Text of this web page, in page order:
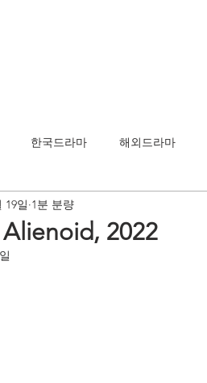
한국드라마 해외드라마
2022
19일 1분 분량